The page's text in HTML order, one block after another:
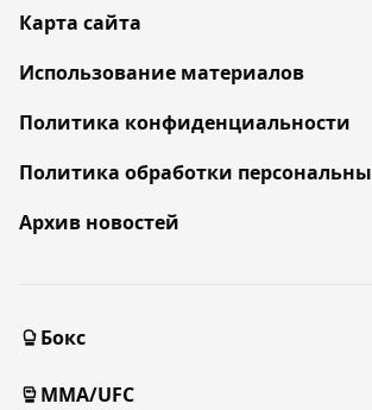
Карта сайта
Использование материалов
Политика конфиденциальности
Политика обработки
Архив новостей
Бокс
MMA/UFC